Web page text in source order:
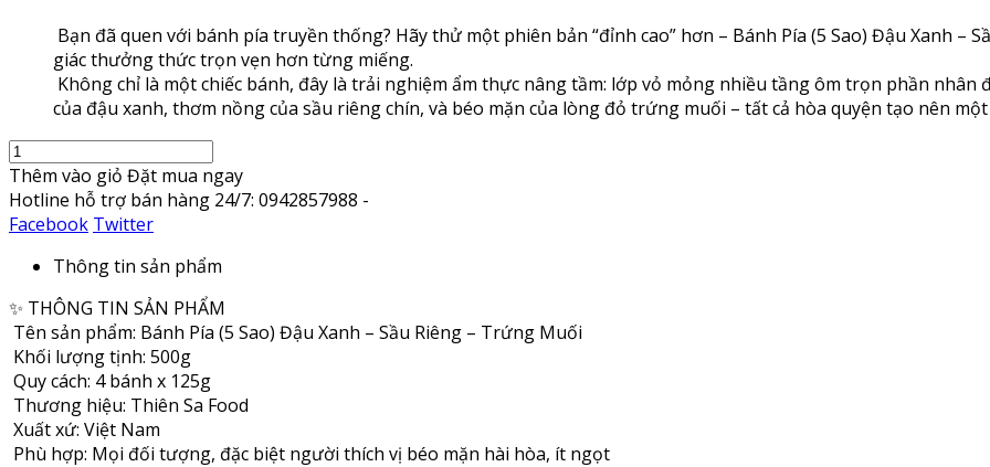
Bạn đã quen với bánh pía truyền thống? Hãy thử một phiên bản “đỉnh cao” hơn – Bánh Pía (5 Sao) Đậu Xanh –
giác thưởng thức trọn vẹn hơn từng miếng.
Không chỉ là một chiếc bánh, đây là trải nghiệm ẩm thực nâng tầm: lớp vỏ mỏng nhiều tầng ôm trọn phần nhân
của đậu xanh, thơm nồng của sầu riêng chín, và béo mặn của lòng đỏ trứng muối – tất cả hòa quyện tạo nên
Thêm vào giỏ Đặt mua ngay
Hotline hỗ trợ bán hàng 24/7: 0942857988 -
Facebook Twitter
Thông tin sản phẩm
✨ THÔNG TIN SẢN PHẨM
Tên sản phẩm: Bánh Pía (5 Sao) Đậu Xanh – Sầu Riêng – Trứng Muối
Khối lượng tịnh: 500g
Quy cách: 4 bánh x 125g
Thương hiệu: Thiên Sa Food
Xuất xứ: Việt Nam
Phù hợp: Mọi đối tượng, đặc biệt người thích vị béo mặn hài hòa, ít ngọt